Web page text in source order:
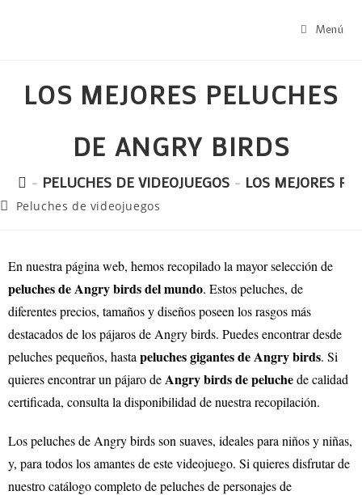
Menú
LOS MEJORES PELUCHES
DE ANGRY BIRDS
- PELUCHES DE VIDEOJUEGOS - LOS MEJORES
Peluches de videojuegos
En nuestra página web, hemos recopilado la mayor selección de
peluches de Angry birds del mundo. Estos peluches, de
diferentes precios, tamaños y diseños poseen los rasgos más
destacados de los pájaros de Angry birds. Puedes encontrar desde
peluches pequeños, hasta peluches gigantes de Angry birds. Si
quieres encontrar un pájaro deAngry birdsde peluchede calidad
certificada, consulta la disponibilidad de nuestra recopilación.
Los peluches de Angry birdsson suaves, ideales para niños y niñas,
y, para todos los amantes de este videojuego. Si quieres disfrutar de
nuestro catálogo completo de peluches de personajes de